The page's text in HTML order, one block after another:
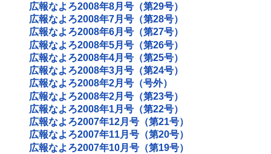
広報なよろ2008年8月号（第29号）
広報なよろ2008年7月号（第28号）
広報なよろ2008年6月号（第27号）
広報なよろ2008年5月号（第26号）
広報なよろ2008年4月号（第25号）
広報なよろ2008年3月号（第24号）
広報なよろ2008年2月号（号外）
広報なよろ2008年2月号（第23号）
広報なよろ2008年1月号（第22号）
広報なよろ2007年12月号（第21号）
広報なよろ2007年11月号（第20号）
広報なよろ2007年10月号（第19号）